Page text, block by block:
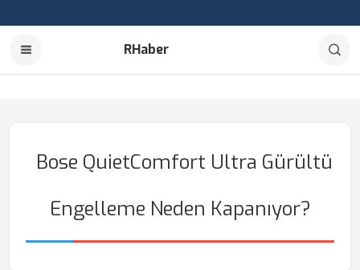
RHaber
Bose QuietComfort Ultra Gürültü
Engelleme Neden Kapanıyor?